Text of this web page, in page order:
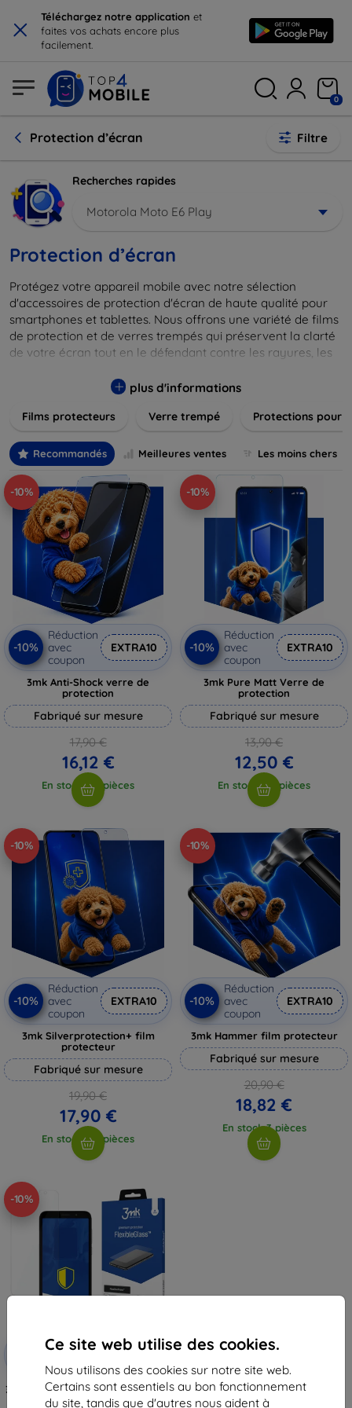
× Téléchargez notre application et
faites vos achats encore plus
facilement.
Ce site web utilise des cookies.
Nous utilisons des cookies sur notre site web.
Certains sont essentiels au bon fonctionnement
du site, tandis que d'autres nous aident à
0
Protection d’écran Filtre
Recherches rapides
Motorola Moto E6 Play
Protection d’écran
Protégez votre appareil mobile avec notre sélection
d'accessoires de protection d'écran de haute qualité pour
smartphones et tablettes. Nous offrons une variété de films
de protection et de verres trempés qui préservent la clarté
de votre écran tout en le défendant contre les rayures, les
s'adapter parfaitement à votre appareil, garantissant une
compromis sur la sensibilité tactile. Explorez notre gamme
besoins et assurez-vous que votre écran reste comme neuf,
longtemps.
plus d'informations
Films protecteurs Verre trempé Protections pour
Recommandés Meilleures ventes Les moins chers
-10%
-10%
Réduction
avec
coupon
EXTRA10
3mk Anti-Shock verre de
protection
Fabriqué sur mesure
17,90 €
16,12 €
En stock > 5 pièces
-10%
-10%
Réduction
avec
coupon
EXTRA10
3mk Pure Matt Verre de
protection
Fabriqué sur mesure
13,90 €
12,50 €
En stock > 5 pièces
-10%
-10%
Réduction
avec
coupon
EXTRA10
3mk Silverprotection+ film
protecteur
Fabriqué sur mesure
19,90 €
17,90 €
En stock > 5 pièces
-10%
-10%
Réduction
avec
coupon
EXTRA10
3mk Hammer film protecteur
Fabriqué sur mesure
20,90 €
18,82 €
En stock 3 pièces
-10%
Réduction
avec
coupon
EXTRA10
3MK FlexibleGlass Motorola Moto
E6 Play verre hybride